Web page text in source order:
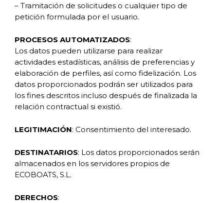
– Tramitación de solicitudes o cualquier tipo de
petición formulada por el usuario.
PROCESOS AUTOMATIZADOS:
Los datos pueden utilizarse para realizar
actividades estadísticas, análisis de preferencias y
elaboración de perfiles, así como fidelización. Los
datos proporcionados podrán ser utilizados para
los fines descritos incluso después de finalizada la
relación contractual si existió.
LEGITIMACIÓN: Consentimiento del interesado.
DESTINATARIOS: Los datos proporcionados serán
almacenados en los servidores propios de
ECOBOATS, S.L.
DERECHOS: